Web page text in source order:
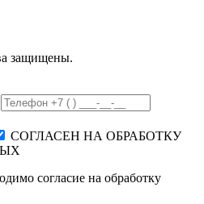
защищены.
СОГЛАСЕН НА ОБРАБОТКУ
согласие на обработку